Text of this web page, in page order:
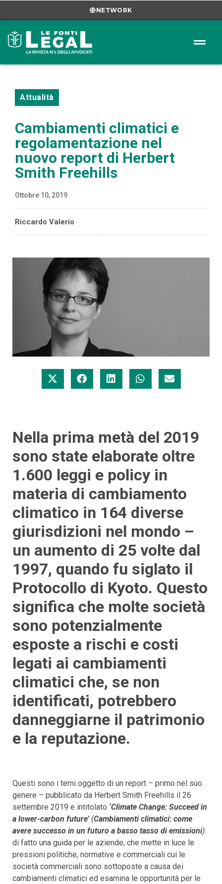
NETWORK
Attualità
Cambiamenti climatici e
regolamentazione nel
nuovo report di Herbert
Smith Freehills
Ottobre 10, 2019
Riccardo Valerio
Nella prima metà del 2019
sono state elaborate oltre
1.600 leggi e policy in
materia di cambiamento
climatico in 164 diverse
giurisdizioni nel mondo –
un aumento di 25 volte dal
1997, quando fu siglato il
Protocollo di Kyoto. Questo
significa che molte società
sono potenzialmente
esposte a rischi e costi
legati ai cambiamenti
climatici che, se non
identificati, potrebbero
danneggiarne il patrimonio
e la reputazione.
Questi sono i temi oggetto di un report – primo nel suo
genere – pubblicato da Herbert Smith Freehills il 26
settembre 2019 e intitolato ‘Climate Change: Succeed in
a lower-carbon future’ (Cambiamenti climatici: come
avere successo in un futuro a basso tasso di emissioni):
di fatto una guida per le aziende, che mette in luce le
pressioni politiche, normative e commerciali cui le
società commerciali sono sottoposte a causa dei
cambiamenti climatici ed esamina le opportunità per le